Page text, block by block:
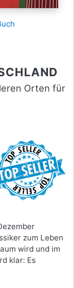
Orten für
zum Leben
wird und im
klar: Es